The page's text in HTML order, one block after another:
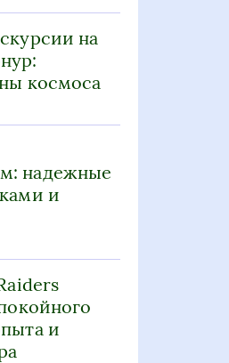
на
космоса
надежные
и
и